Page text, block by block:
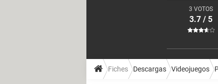
3 VOTOS
3.7 / 5
Fiches Descargas Videojuegos